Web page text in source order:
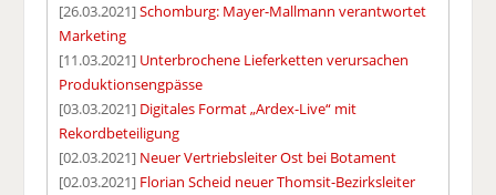
[26.03.2021]Schomburg: Mayer-Mallmann verantwortet
Marketing
[11.03.2021] Unterbrochene Lieferketten verursachen
Produktionsengpässe
[03.03.2021] Digitales Format „Ardex-Live“ mit
Rekordbeteiligung
[02.03.2021] Neuer Vertriebsleiter Ost bei Botament
[02.03.2021] Florian Scheid neuer Thomsit-Bezirksleiter